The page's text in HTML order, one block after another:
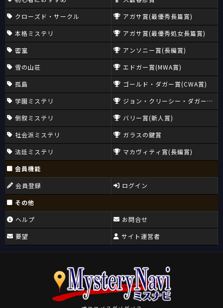
クローズド・サークル
本格ミステリ
密室
雪の山荘
孤島
学園ミステリ
倒叙ミステリ
社会派ミステリ
法廷ミステリ
アガサ賞(最優秀長篇賞)
アガサ賞(最優秀処女長篇賞)
アンソニー賞(長編賞)
エドガー賞(MWA賞)
ゴールド・ダガー賞(CWA賞)
ジョン・クリーシー・ダガー賞
バリー賞(新人賞)
ガラスの鍵賞
マカヴィティ賞(長編賞)
会員機能
会員登録
ログイン
その他
ヘルプ
要望
お問合せ
サイト運営者